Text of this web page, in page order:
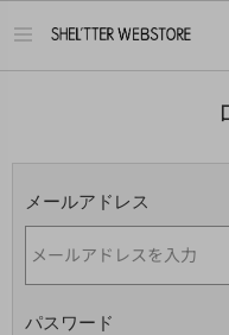
メ
メールアドレス
パスワード